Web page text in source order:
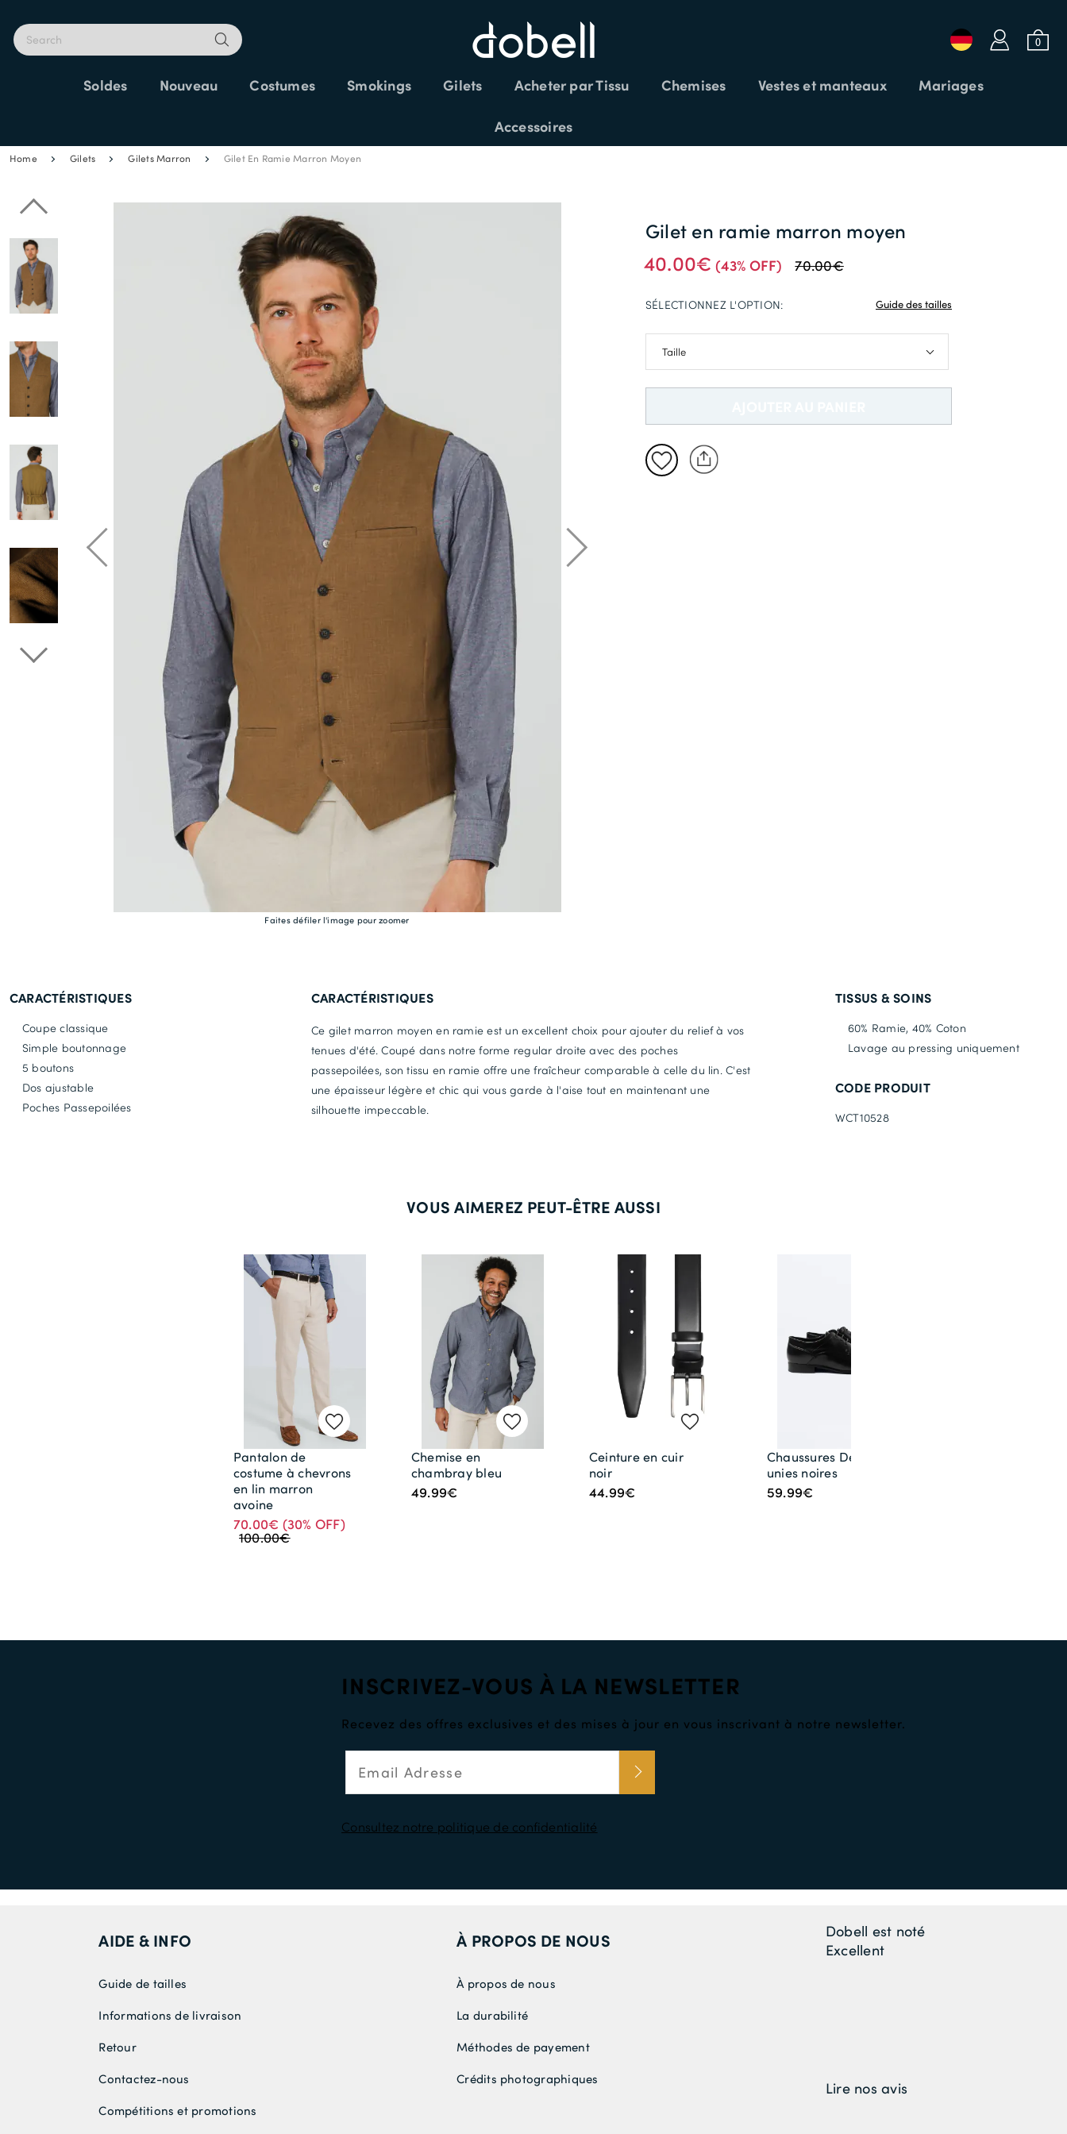
a
Login ou Email
b
0
Soldes Nouveau Costumes Smokings Gilets Acheter par Tissu Chemises Vestes et manteaux Mariages
Accessoires
25% SUPPLÉMENTAIRES SUR LES SOLDES CODE: SOLDES25
Home Gilets Gilets Marron Gilet En Ramie Marron Moyen
Faites défiler l'image pour zoomer
40.00€ (43% OFF) 70.00€
Gilet en ramie marron moyen
S: 86-91cm
L: 107-112cm
XL: 117-122cm
SÉLECTIONNEZ L'OPTION: Guide des tailles
CARACTÉRISTIQUES
Coupe classique
Simple boutonnage
5 boutons
Dos ajustable
Poches Passepoilées
CARACTÉRISTIQUES
Ce gilet marron moyen en ramie est un excellent choix pour ajouter du relief à vos
tenues d'été. Coupé dans notre forme regular droite avec des poches
passepoilées, son tissu en ramie offre une fraîcheur comparable à celle du lin. C'est
une épaisseur légère et chic qui vous garde à l'aise tout en maintenant une
silhouette impeccable.
TISSUS & SOINS
60% Ramie, 40% Coton
Lavage au pressing uniquement
CODE PRODUIT
WCT10528
VOUS AIMEREZ PEUT-ÊTRE AUSSI
Pantalon de
costume à chevrons
en lin marron
avoine
70.00€ (30% OFF)
100.00€
Chemise en
chambray bleu
49.99€
Ceinture en cuir
noir
44.99€
Chaussures Derby
unies noires
59.99€
INSCRIVEZ-VOUS À LA NEWSLETTER
Recevez des offres exclusives et des mises à jour en vous inscrivant à notre newsletter.
Consultez notre politique de confidentialité
AIDE & INFO
Guide de tailles
Informations de livraison
Retour
Contactez-nous
Compétitions et promotions
À PROPOS DE NOUS
À propos de nous
La durabilité
Méthodes de payement
Crédits photographiques
Dobell est noté
Excellent
Lire nos avis